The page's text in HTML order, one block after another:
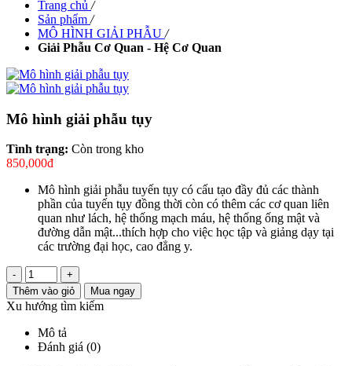
Trang chủ /
Sản phẩm /
MÔ HÌNH GIẢI PHẪU /
Giải Phẫu Cơ Quan - Hệ Cơ Quan
Mô hình giải phẫu tụy
Tình trạng: Còn trong kho
850,000đ
Mô hình giải phẫu tuyến tụy có cấu tạo đầy đủ các thành
phần của tuyến tụy đồng thời còn có thêm các cơ quan liên
quan như lách, hệ thống mạch máu, hệ thống ống mật và
đường dẫn mật...thích hợp cho việc học tập và giảng dạy tại
các trường đại học, cao đẳng y.
-
+
Thêm vào giỏ
Mua ngay
Xu hướng tìm kiếm
Mô tả
Đánh giá (0)